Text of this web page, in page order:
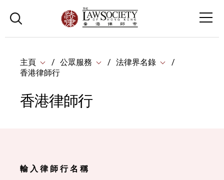
主頁 公眾服務
法律界名錄
香港律師行
香港律師行
輸 入 律 師 行 名 稱